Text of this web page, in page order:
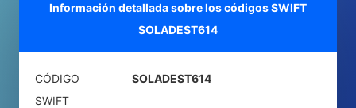
Información detallada sobre los códigos SWIFT
SOLADEST614
CÓDIGO
SWIFT
SOLADEST614